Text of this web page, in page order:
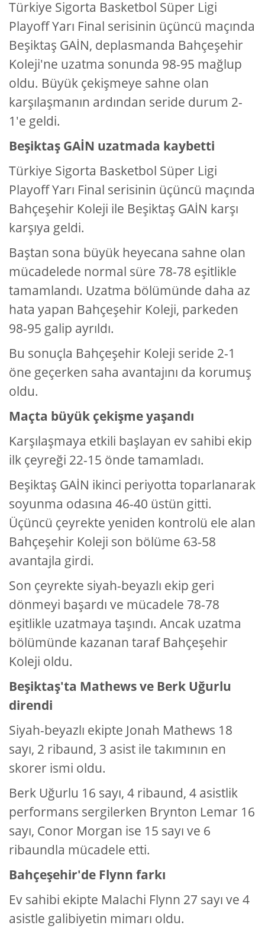
Türkiye Sigorta Basketbol Süper Ligi
Playoff Yarı Final serisinin üçüncü maçında
Beşiktaş GAİN, deplasmanda Bahçeşehir
Koleji'ne uzatma sonunda 98-95 mağlup
oldu. Büyük çekişmeye sahne olan
karşılaşmanın ardından seride durum 2-
1'e geldi.
Beşiktaş GAİN uzatmada kaybetti
Türkiye Sigorta Basketbol Süper Ligi
Playoff Yarı Final serisinin üçüncü maçında
Bahçeşehir Koleji ile Beşiktaş GAİN karşı
karşıya geldi.
Baştan sona büyük heyecana sahne olan
mücadelede normal süre 78-78 eşitlikle
tamamlandı. Uzatma bölümünde daha az
hata yapan Bahçeşehir Koleji, parkeden
98-95 galip ayrıldı.
Bu sonuçla Bahçeşehir Koleji seride 2-1
öne geçerken saha avantajını da korumuş
oldu.
Maçta büyük çekişme yaşandı
Karşılaşmaya etkili başlayan ev sahibi ekip
ilk çeyreği 22-15 önde tamamladı.
Beşiktaş GAİN ikinci periyotta toparlanarak
soyunma odasına 46-40 üstün gitti.
Üçüncü çeyrekte yeniden kontrolü ele alan
Bahçeşehir Koleji son bölüme 63-58
avantajla girdi.
Son çeyrekte siyah-beyazlı ekip geri
dönmeyi başardı ve mücadele 78-78
eşitlikle uzatmaya taşındı. Ancak uzatma
bölümünde kazanan taraf Bahçeşehir
Koleji oldu.
Beşiktaş'ta Mathews ve Berk Uğurlu
direndi
Siyah-beyazlı ekipte Jonah Mathews 18
sayı, 2 ribaund, 3 asist ile takımının en
skorer ismi oldu.
Berk Uğurlu 16 sayı, 4 ribaund, 4 asistlik
performans sergilerken Brynton Lemar 16
sayı, Conor Morgan ise 15 sayı ve 6
ribaundla mücadele etti.
Bahçeşehir'de Flynn farkı
Ev sahibi ekipte Malachi Flynn 27 sayı ve 4
asistle galibiyetin mimarı oldu.